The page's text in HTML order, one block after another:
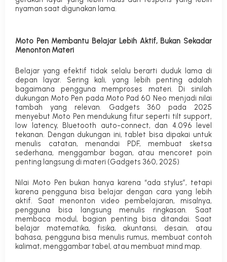
nyaman saat digunakan lama.
Moto Pen Membantu Belajar Lebih Aktif, Bukan Sekadar
Menonton Materi
Belajar yang efektif tidak selalu berarti duduk lama di
depan layar. Sering kali, yang lebih penting adalah
bagaimana pengguna memproses materi. Di sinilah
dukungan Moto Pen pada Moto Pad 60 Neo menjadi nilai
tambah yang relevan. Gadgets 360 pada 2025
menyebut Moto Pen mendukung fitur seperti tilt support,
low latency, Bluetooth auto-connect, dan 4.096 level
tekanan. Dengan dukungan ini, tablet bisa dipakai untuk
menulis catatan, menandai PDF, membuat sketsa
sederhana, menggambar bagan, atau mencoret poin
penting langsung di materi (Gadgets 360, 2025)
Nilai Moto Pen bukan hanya karena “ada stylus”, tetapi
karena pengguna bisa belajar dengan cara yang lebih
aktif. Saat menonton video pembelajaran, misalnya,
pengguna bisa langsung menulis ringkasan. Saat
membaca modul, bagian penting bisa ditandai. Saat
belajar matematika, fisika, akuntansi, desain, atau
bahasa, pengguna bisa menulis rumus, membuat contoh
kalimat, menggambar tabel, atau membuat mind map.